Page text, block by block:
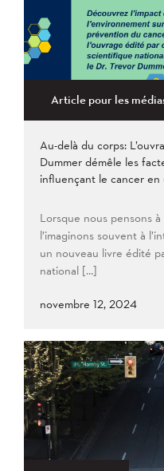
2021
2018
2012
2008
Plus ancien au
Article pour les
Au-delà du corps:
Dummer démêle les
influençant le cancer en
Lorsque nous pensons
l’imaginons souvent à
un nouveau livre édité
national […]
novembre 12, 2024